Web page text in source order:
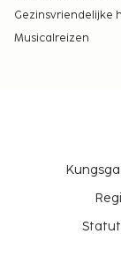
Gezinsvriendelijke
Musicalreizen